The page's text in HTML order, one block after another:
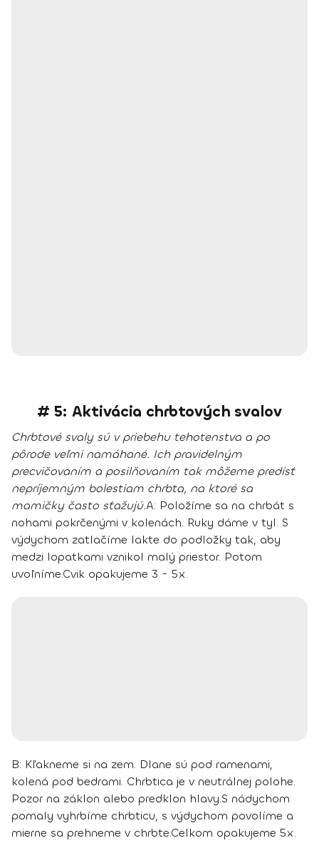
# 5: Aktivácia chrbtových svalov
Chrbtové svaly sú v priebehu tehotenstva a po
pôrode veľmi namáhané. Ich pravidelným
precvičovaním a posilňovaním tak môžeme predísť
nepríjemným bolestiam chrbta, na ktoré sa
mamičky často sťažujú.A: Položíme sa na chrbát s
nohami pokrčenými v kolenách. Ruky dáme v tyl. S
výdychom zatlačíme lakte do podložky tak, aby
medzi lopatkami vznikol malý priestor. Potom
uvoľníme.Cvik opakujeme 3 - 5x.
B: Kľakneme si na zem. Dlane sú pod ramenami,
kolená pod bedrami. Chrbtica je v neutrálnej polohe.
Pozor na záklon alebo predklon hlavy.S nádychom
pomaly vyhrbíme chrbticu, s výdychom povolíme a
mierne sa prehneme v chrbte.Celkom opakujeme 5x.